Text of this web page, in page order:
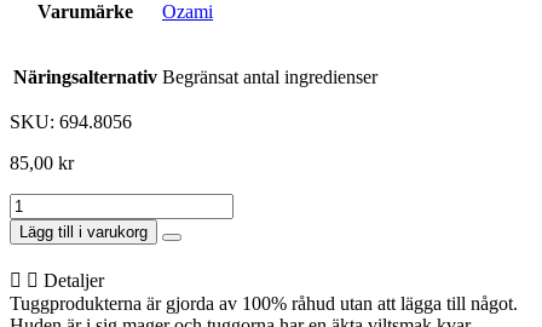
Varumärke Ozami
Näringsalternativ Begränsat antal ingredienser
SKU: 694.8056
85,00 kr
Ozami
Premium
Chewstick
Elk
3-
pack
Lägg till i varukorg
Detaljer
Tuggprodukterna är gjorda av 100% råhud utan att lägga till något.